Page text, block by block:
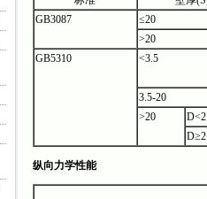
GB3087
≤20
>20
GB5310
<3.5
3.5-20
>20
纵向力学性能